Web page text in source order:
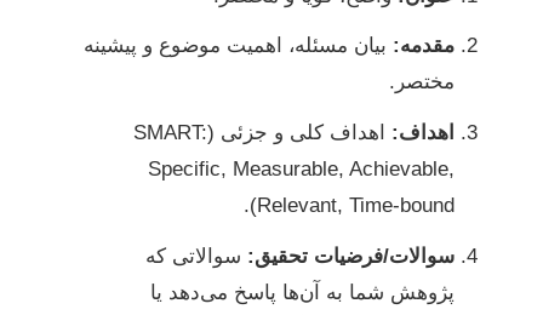
مقدمه: بیان مسئله، اهمیت موضوع و پیشینه
مختصر.
اهداف:
اهداف کلی و جزئی (SMART:
Specific, Measurable, Achievable,
Relevant, Time-bound).
سوالات/فرضیات تحقیق: سوالاتی که
پژوهش شما به آن‌ها پاسخ می‌دهد یا